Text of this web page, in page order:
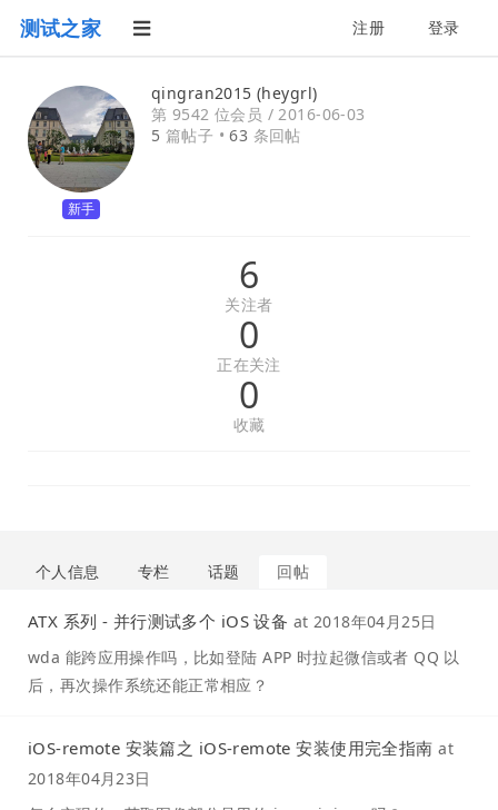
测试之家 注册 登录
新手
qingran2015 (heygrl)
第 9542 位会员 /2016-06-03
5 篇帖子 •63 条回帖
6
关注者
0
正在关注
0
收藏
个人信息 专栏 话题 回帖
ATX 系列 - 并行测试多个 iOS 设备 at 2018年04月25日
wda 能跨应用操作吗，比如登陆 APP 时拉起微信或者 QQ 以
后，再次操作系统还能正常相应？
iOS-remote 安装篇之 iOS-remote 安装使用完全指南 at
2018年04月23日